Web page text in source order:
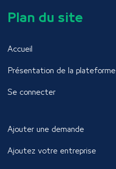
Plan du site
Accueil
Présentation de la plateforme
Se connecter
Ajouter une demande
Ajoutez votre entreprise